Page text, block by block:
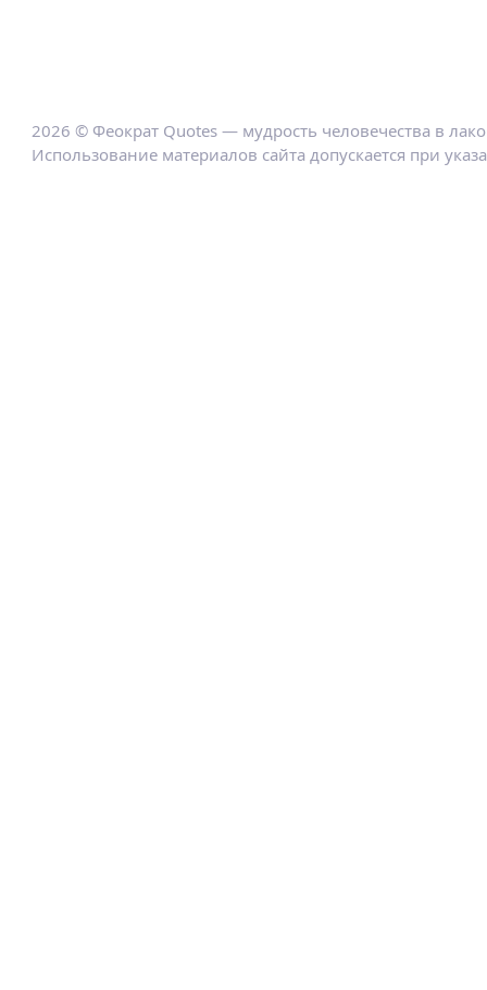
2026 © Феократ Quotes — мудрость человечества в
Использование материалов сайта допускается при